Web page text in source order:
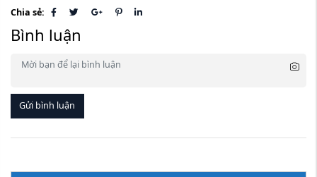
Chia sẻ:
Bình luận
Gửi bình luận